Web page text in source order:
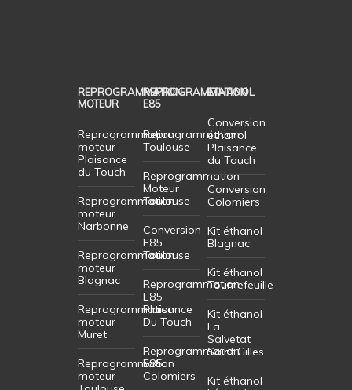
REPROGRAMMATION
MOTEUR
Reprogrammation
moteur
Plaisance
du Touch
Reprogrammation
moteur
Narbonne
Reprogrammation
moteur
Blagnac
Reprogrammation
moteur
Muret
Reprogrammation
moteur
REPROGRAMMATION
E85
Reprogrammation
Toulouse
Reprogrammation
Moteur
Toulouse
Conversion
E85
Toulouse
Reprogrammation
E85
Plaisance
Du Touch
Reprogrammation
E85
Colomiers
ETHANOL
Conversion
éthanol
Plaisance
du Touch
Conversion
Colomiers
Kit éthanol
Blagnac
Kit éthanol
Tournefeuille
Kit éthanol
La
Salvetat
Saint Gilles
Kit éthanol